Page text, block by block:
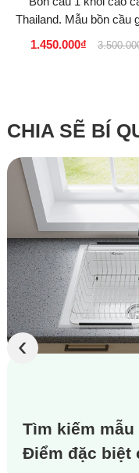
Thailand. Mẫu bồn cầu
dưới 2 triệu
1.450.000₫
CHIA SẼ BÍ
Tìm kiếm
Điểm đặc biệt
‹